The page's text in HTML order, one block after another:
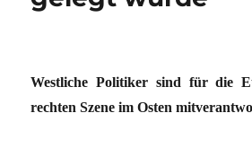
Westliche Politiker sind für die
rechten Szene im Osten